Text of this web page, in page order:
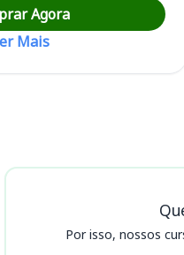
Agora
Mais
Por isso, nossos